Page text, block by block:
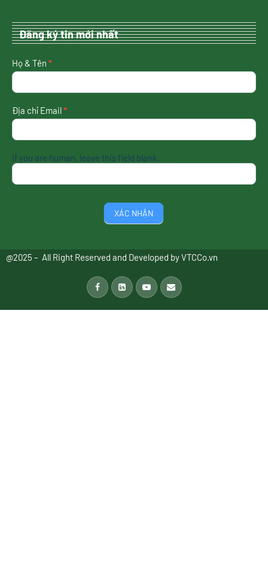
Đăng ký tin mới nhất
nhận
tin
nhất
Họ & Tên *
Địa chỉ Email*
If you are human, leave this field blank.
XÁC NHẬN
@2025 – All Right Reserved and Developed byVTCCo.vn